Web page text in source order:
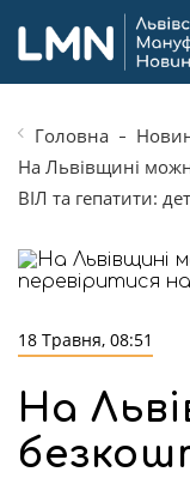
Головна
На Львівщині
ВІЛ та гепатити:
18 Травня, 08:51
На